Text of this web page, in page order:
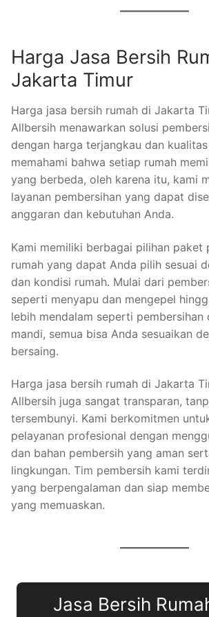
Harga Jasa Bersih
Jakarta Timur
Harga jasa bersih rumah di Jakarta
Allbersih menawarkan solusi
dengan harga terjangkau dan
memahami bahwa setiap rumah
yang berbeda, oleh karena itu, kami
layanan pembersihan yang dapat
anggaran dan kebutuhan Anda.
Kami memiliki berbagai pilihan paket
rumah yang dapat Anda pilih sesuai
dan kondisi rumah. Mulai dari
seperti menyapu dan mengepel
lebih mendalam seperti pembersihan
mandi, semua bisa Anda sesuaikan
bersaing.
Harga jasa bersih rumah di Jakarta
Allbersih juga sangat transparan,
tersembunyi. Kami berkomitmen
pelayanan profesional dengan
dan bahan pembersih yang aman
lingkungan. Tim pembersih kami
yang berpengalaman dan siap
yang memuaskan.
Jasa Bersih